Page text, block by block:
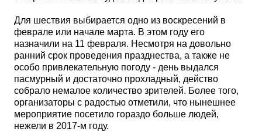
Для шествия выбирается одно из воскресений в
феврале или начале марта. В этом году его
назначили на 11 февраля. Несмотря на довольно
ранний срок проведения празднества, а также не
особо привлекательную погоду - день выдался
пасмурный и достаточно прохладный, действо
собрало немалое количество зрителей. Более того,
организаторы с радостью отметили, что нынешнее
мероприятие посетило гораздо больше людей,
нежели в 2017-м году.